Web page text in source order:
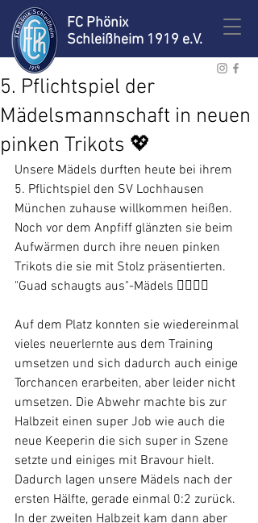
FC Phönix
Schleißheim 1919 e.V.
5. Pflichtspiel der
Mädelsmannschaft in neuen
pinken Trikots 💖
Unsere Mädels durften heute bei ihrem
5. Pflichtspiel den SV Lochhausen
München zuhause willkommen heißen.
Noch vor dem Anpfiff glänzten sie beim
Aufwärmen durch ihre neuen pinken
Trikots die sie mit Stolz präsentierten.
"Guad schaugts aus"-Mädels 👍🏼💪🏼
Auf dem Platz konnten sie wiedereinmal
vieles neuerlernte aus dem Training
umsetzen und sich dadurch auch einige
Torchancen erarbeiten, aber leider nicht
umsetzen. Die Abwehr machte bis zur
Halbzeit einen super Job wie auch die
neue Keeperin die sich super in Szene
setzte und einiges mit Bravour hielt.
Dadurch lagen unsere Mädels nach der
ersten Hälfte, gerade einmal 0:2 zurück.
In der zweiten Halbzeit kam dann aber